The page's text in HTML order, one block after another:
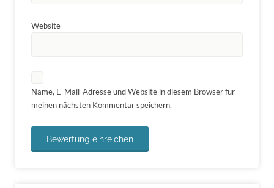
Website
Name, E-Mail-Adresse und Website in diesem Browser für
meinen nächsten Kommentar speichern.